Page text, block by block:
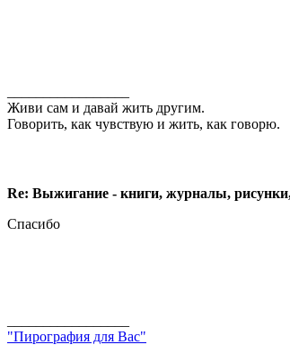
Живи сам и давай жить другим.
Говорить, как чувствую и жить, как говорю.
Re: Выжигание - книги, журналы,
Спасибо
"Пирография для Вас"